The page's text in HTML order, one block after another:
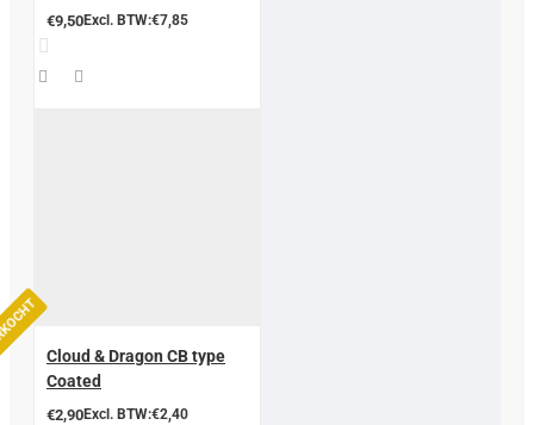
€9,50Excl. BTW:€7,85
Cloud & Dragon CB type
Coated
€2,90Excl. BTW:€2,40